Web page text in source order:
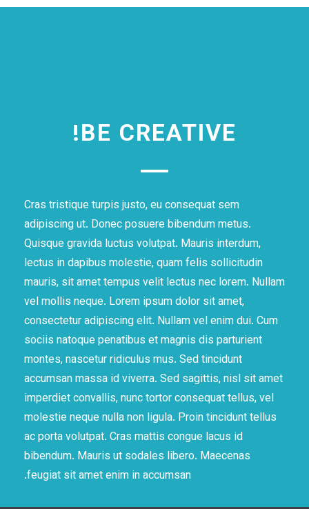
BE CREATIVE!
Cras tristique turpis justo, eu consequat sem
adipiscing ut. Donec posuere bibendum metus.
Quisque gravida luctus volutpat. Mauris interdum,
lectus in dapibus molestie, quam felis sollicitudin
mauris, sit amet tempus velit lectus nec lorem. Nullam
vel mollis neque. Lorem ipsum dolor sit amet,
consectetur adipiscing elit. Nullam vel enim dui. Cum
sociis natoque penatibus et magnis dis parturient
montes, nascetur ridiculus mus. Sed tincidunt
accumsan massa id viverra. Sed sagittis, nisl sit amet
imperdiet convallis, nunc tortor consequat tellus, vel
molestie neque nulla non ligula. Proin tincidunt tellus
ac porta volutpat. Cras mattis congue lacus id
bibendum. Mauris ut sodales libero. Maecenas
feugiat sit amet enim in accumsan.